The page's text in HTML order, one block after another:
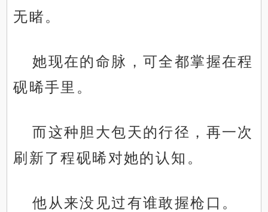
无睹。
她现在的命脉，可全都掌握在程
砚晞手里。
而这种胆大包天的行径，再一次
刷新了程砚晞对她的认知。
他从来没见过有谁敢握枪口。